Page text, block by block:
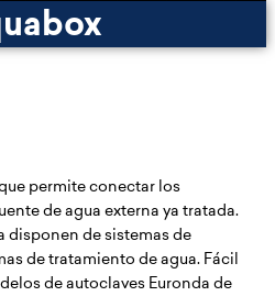
permite conectar los
de agua externa ya tratada.
disponen de sistemas de
de tratamiento de agua. Fácil
de autoclaves Euronda de